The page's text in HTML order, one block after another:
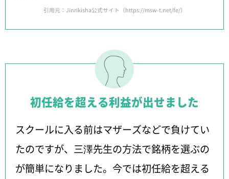
引用元：Jinrikisha公式サイト（https://msw-t.net/fe/）
初任給を超える利益が出せました
スクールに入る前はマザーズなどで負けてい
たのですが、三澤先生の方法で銘柄を選ぶの
が簡単になりました。今では初任給を超える